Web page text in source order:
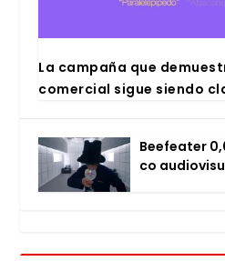
La cam­pa­ña que
comer­cial sigue sien­do
Bee­fea­ter
co